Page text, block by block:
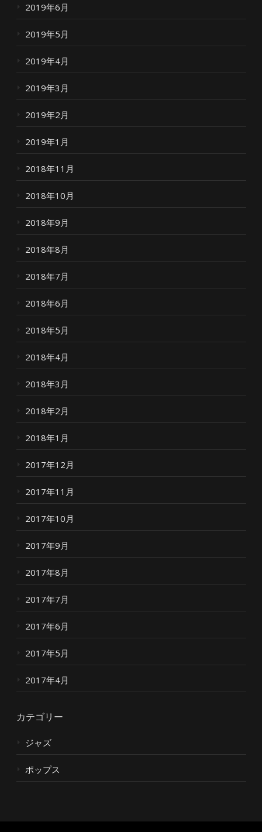
2019年6月
2019年5月
2019年4月
2019年3月
2019年2月
2019年1月
2018年11月
2018年10月
2018年9月
2018年8月
2018年7月
2018年6月
2018年5月
2018年4月
2018年3月
2018年2月
2018年1月
2017年12月
2017年11月
2017年10月
2017年9月
2017年8月
2017年7月
2017年6月
2017年5月
2017年4月
カテゴリー
ジャズ
ポップス